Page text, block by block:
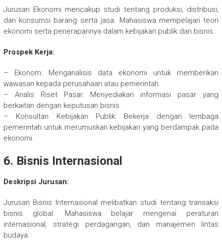
Jurusan Ekonomi mencakup studi tentang produksi, distribusi,
dan konsumsi barang serta jasa. Mahasiswa mempelajari teori
ekonomi serta penerapannya dalam kebijakan publik dan bisnis.
Prospek Kerja:
– Ekonom: Menganalisis data ekonomi untuk memberikan
wawasan kepada perusahaan atau pemerintah.
– Analis Riset Pasar: Menyediakan informasi pasar yang
berkaitan dengan keputusan bisnis.
– Konsultan Kebijakan Publik: Bekerja dengan lembaga
pemerintah untuk merumuskan kebijakan yang berdampak pada
ekonomi.
6. Bisnis Internasional
Deskripsi Jurusan:
Jurusan Bisnis Internasional melibatkan studi tentang transaksi
bisnis global. Mahasiswa belajar mengenai peraturan
internasional, strategi perdagangan, dan manajemen lintas
budaya.